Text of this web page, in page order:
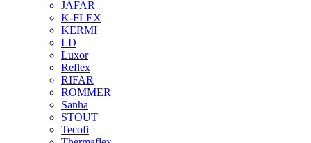
JAFAR
K-FLEX
KERMI
LD
Luxor
Reflex
RIFAR
ROMMER
Sanha
STOUT
Tecofi